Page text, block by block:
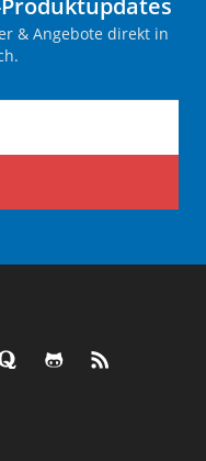
& Angebote direkt in